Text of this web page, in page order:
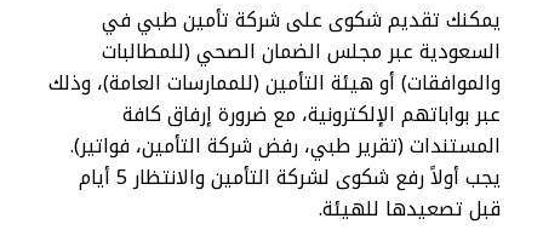
يمكنك تقديم شكوى على شركة تأمين طبي في
السعودية عبر مجلس الضمان الصحي (للمطالبات
والموافقات) أو هيئة التأمين (للممارسات العامة)، وذلك
عبر بواباتهم الإلكترونية، مع ضرورة إرفاق كافة
المستندات (تقرير طبي، رفض شركة التأمين، فواتير).
يجب أولاً رفع شكوى لشركة التأمين والانتظار 5 أيام
قبل تصعيدها للهيئة.